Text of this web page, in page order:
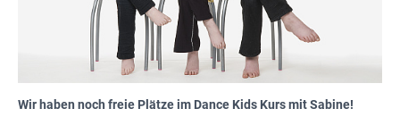
Wir haben noch freie Plätze im Dance Kids Kurs mit Sabine!